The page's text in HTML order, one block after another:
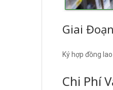
Giai
Ký hợp đồng
Chi Phí